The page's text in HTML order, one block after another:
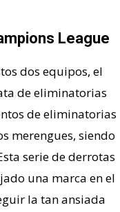
League
dos equipos, el
de eliminatorias
de eliminatorias
merengues, siendo
serie de derrotas
una marca en el
la tan ansiada